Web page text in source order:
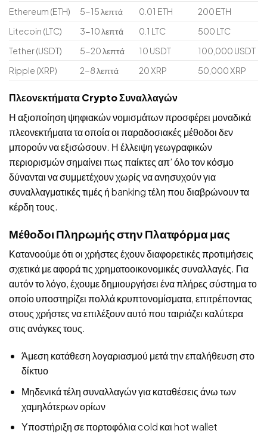
Ethereum (ETH)
5-15 λεπτά 0.01 ETH
200 ETH
Litecoin (LTC)
3-10 λεπτά 0.1 LTC
500 LTC
Tether (USDT)
5-20 λεπτά 10 USDT
100,000 USDT
Ripple (XRP)
2-8 λεπτά 20 XRP 50,000 XRP
Πλεονεκτήματα Crypto Συναλλαγών
Η αξιοποίηση ψηφιακών νομισμάτων προσφέρει μοναδικά
πλεονεκτήματα τα οποία οι παραδοσιακές μέθοδοι δεν
μπορούν να εξισώσουν. Η έλλειψη γεωγραφικών
περιορισμών σημαίνει πως παίκτες απ’ όλο τον κόσμο
δύνανται να συμμετέχουν χωρίς να ανησυχούν για
συναλλαγματικές τιμές ή banking τέλη που διαβρώνουν τα
κέρδη τους.
Μέθοδοι Πληρωμής στην Πλατφόρμα μας
Κατανοούμε ότι οι χρήστες έχουν διαφορετικές προτιμήσεις
σχετικά με αφορά τις χρηματοοικονομικές συναλλαγές. Για
αυτόν το λόγο, έχουμε δημιουργήσει ένα πλήρες σύστημα το
οποίο υποστηρίζει πολλά κρυπτονομίσματα, επιτρέποντας
στους χρήστες να επιλέξουν αυτό που ταιριάζει καλύτερα
στις ανάγκες τους.
Άμεση κατάθεση λογαριασμού μετά την επαλήθευση στο
δίκτυο
Μηδενικά τέλη συναλλαγών για καταθέσεις άνω των
χαμηλότερων ορίων
Υποστήριξη σε πορτοφόλια cold και hot wallet